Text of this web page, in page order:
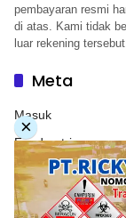
pembayaran resmi
di atas. Kami tidak
luar rekening tersebut.
Meta
Masuk
Feed entri
Feed komentar
WordPress.org
×